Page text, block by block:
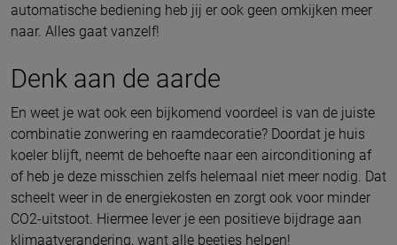
automatische bediening heb jij er ook geen omkijken meer
naar. Alles gaat vanzelf!
Denk aan de aarde
En weet je wat ook een bijkomend voordeel is van de juiste
combinatie zonwering en raamdecoratie? Doordat je huis
koeler blijft, neemt de behoefte naar een airconditioning af
of heb je deze misschien zelfs helemaal niet meer nodig. Dat
scheelt weer in de energiekosten en zorgt ook voor minder
CO2-uitstoot. Hiermee lever je een positieve bijdrage aan
klimaatverandering, want alle beetjes helpen!